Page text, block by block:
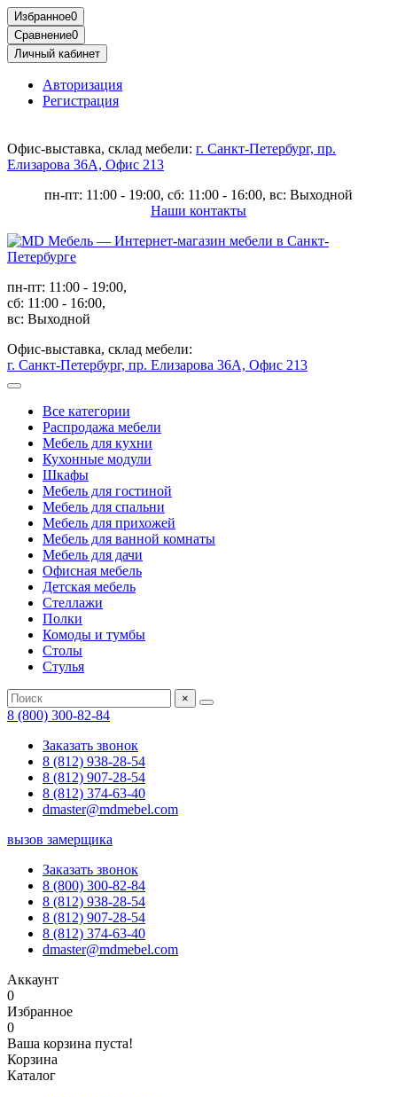
Избранное0
Сравнение0
Личный кабинет
Авторизация
Регистрация
Офис-выставка, склад мебели: г. Санкт-Петербург, пр.
Елизарова 36А, Офис 213
пн-пт: 11:00 - 19:00, сб: 11:00 - 16:00, вс: Выходной
Наши контакты
пн-пт: 11:00 - 19:00,
сб: 11:00 - 16:00,
вс: Выходной
Офис-выставка, склад мебели:
г. Санкт-Петербург, пр. Елизарова 36А, Офис 213
Все категории
Распродажа мебели
Мебель для кухни
Кухонные модули
Шкафы
Мебель для гостиной
Мебель для спальни
Мебель для прихожей
Мебель для ванной комнаты
Мебель для дачи
Офисная мебель
Детская мебель
Стеллажи
Полки
Комоды и тумбы
Столы
Стулья
×
8 (800) 300-82-84
Заказать звонок
8 (812) 938-28-54
8 (812) 907-28-54
8 (812) 374-63-40
dmaster@mdmebel.com
вызов замерщика
Заказать звонок
8 (800) 300-82-84
8 (812) 938-28-54
8 (812) 907-28-54
8 (812) 374-63-40
dmaster@mdmebel.com
Аккаунт
0
Избранное
0
Ваша корзина пуста!
Корзина
Каталог